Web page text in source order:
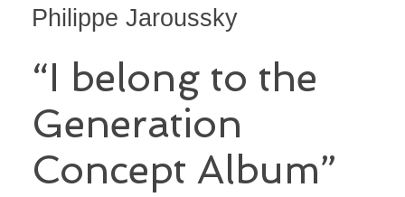
Philippe Jaroussky
“I belong to the
Generation
Concept Album”